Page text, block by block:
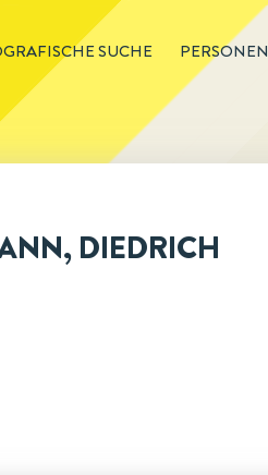
SUCHE PERSONEN
DIEDRICH